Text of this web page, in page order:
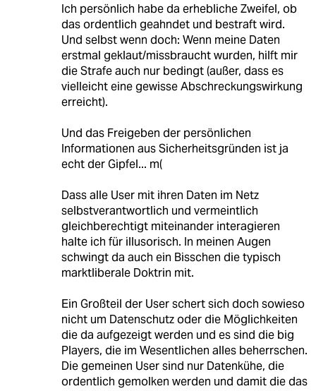
Ich persönlich habe da erhebliche Zweifel, ob
das ordentlich geahndet und bestraft wird.
Und selbst wenn doch: Wenn meine Daten
erstmal geklaut/missbraucht wurden, hilft mir
die Strafe auch nur bedingt (außer, dass es
vielleicht eine gewisse Abschreckungswirkung
erreicht).
Und das Freigeben der persönlichen
Informationen aus Sicherheitsgründen ist ja
echt der Gipfel... m(
Dass alle User mit ihren Daten im Netz
selbstverantwortlich und vermeintlich
gleichberechtigt miteinander interagieren
halte ich für illusorisch. In meinen Augen
schwingt da auch ein Bisschen die typisch
marktliberale Doktrin mit.
Ein Großteil der User schert sich doch sowieso
nicht um Datenschutz oder die Möglichkeiten
die da aufgezeigt werden und es sind die big
Players, die im Wesentlichen alles beherrschen.
Die gemeinen User sind nur Datenkühe, die
ordentlich gemolken werden und damit die das